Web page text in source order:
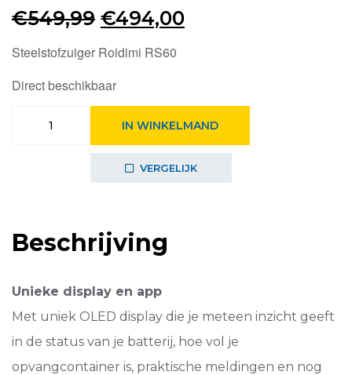
€549,99 Oorspronkelijke
prijs
€549,99.
€494,00Huidige
€494,00.
Steelstofzuiger Roidimi RS60
Direct beschikbaar
IN WINKELMAND
VERGELIJK
Beschrijving
Unieke display en app
Met uniek OLED display die je meteen inzicht geeft
in de status van je batterij, hoe vol je
opvangcontainer is, praktische meldingen en nog